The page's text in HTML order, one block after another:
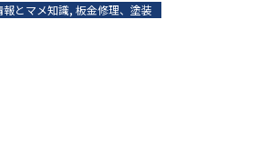
報とマメ知識, 板金修理、塗装